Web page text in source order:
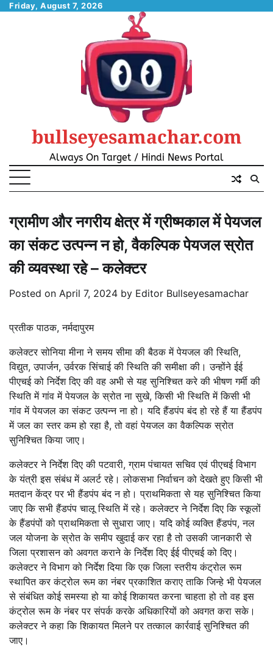
SkipFriday, August 7, 2026
bullseyesamachar.com
Always On Target / Hindi News Portal
ग्रामीण और नगरीय क्षेत्र में ग्रीष्मकाल में पेयजल
का संकट उत्पन्न न हो, वैकल्पिक पेयजल स्रोत
की व्यवस्था रहे – कलेक्टर
Posted on April 7, 2024 by Editor Bullseyesamachar
प्रतीक पाठक, नर्मदापुरम
कलेक्टर सोनिया मीना ने समय सीमा की बैठक में पेयजल की स्थिति,
विद्युत, उपार्जन, उर्वरक सिंचाई की स्थिति की समीक्षा की। उन्होंने ईई
पीएचई को निर्देश दिए की वह अभी से यह सुनिश्चित करे की भीषण गर्मी की
स्थिति में गांव में पेयजल के स्रोत ना सुखे, किसी भी स्थिति में किसी भी
गांव में पेयजल का संकट उत्पन्न ना हो। यदि हैंडपंप बंद हो रहे हैं या हैंडपंप
में जल का स्तर कम हो रहा है, तो वहां पेयजल का वैकल्पिक स्रोत
सुनिश्चित किया जाए।
कलेक्टर ने निर्देश दिए की पटवारी, ग्राम पंचायत सचिव एवं पीएचई विभाग
के यंत्री इस संबंध में अलर्ट रहे। लोकसभा निर्वाचन को देखते हुए किसी भी
मतदान केंद्र पर भी हैंडपंप बंद न हो। प्राथमिकता से यह सुनिश्चित किया
जाए कि सभी हैंडपंप चालू स्थिति में रहे। कलेक्टर ने निर्देश दिए कि स्कूलों
के हैंडपंपों को प्राथमिकता से सुधारा जाए। यदि कोई व्यक्ति हैंडपंप, नल
जल योजना के स्रोत के समीप खुदाई कर रहा है तो उसकी जानकारी से
जिला प्रशासन को अवगत कराने के निर्देश दिए ईई पीएचई को दिए।
कलेक्टर ने विभाग को निर्देश दिया कि एक जिला स्तरीय कंट्रोल रूम
स्थापित कर कंट्रोल रूम का नंबर प्रकाशित कराए ताकि जिन्हे भी पेयजल
से संबंधित कोई समस्या हो या कोई शिकायत करना चाहता हो तो वह इस
कंट्रोल रूम के नंबर पर संपर्क करके अधिकारियों को अवगत करा सके।
कलेक्टर ने कहा कि शिकायत मिलने पर तत्काल कार्रवाई सुनिश्चित की
जाए।